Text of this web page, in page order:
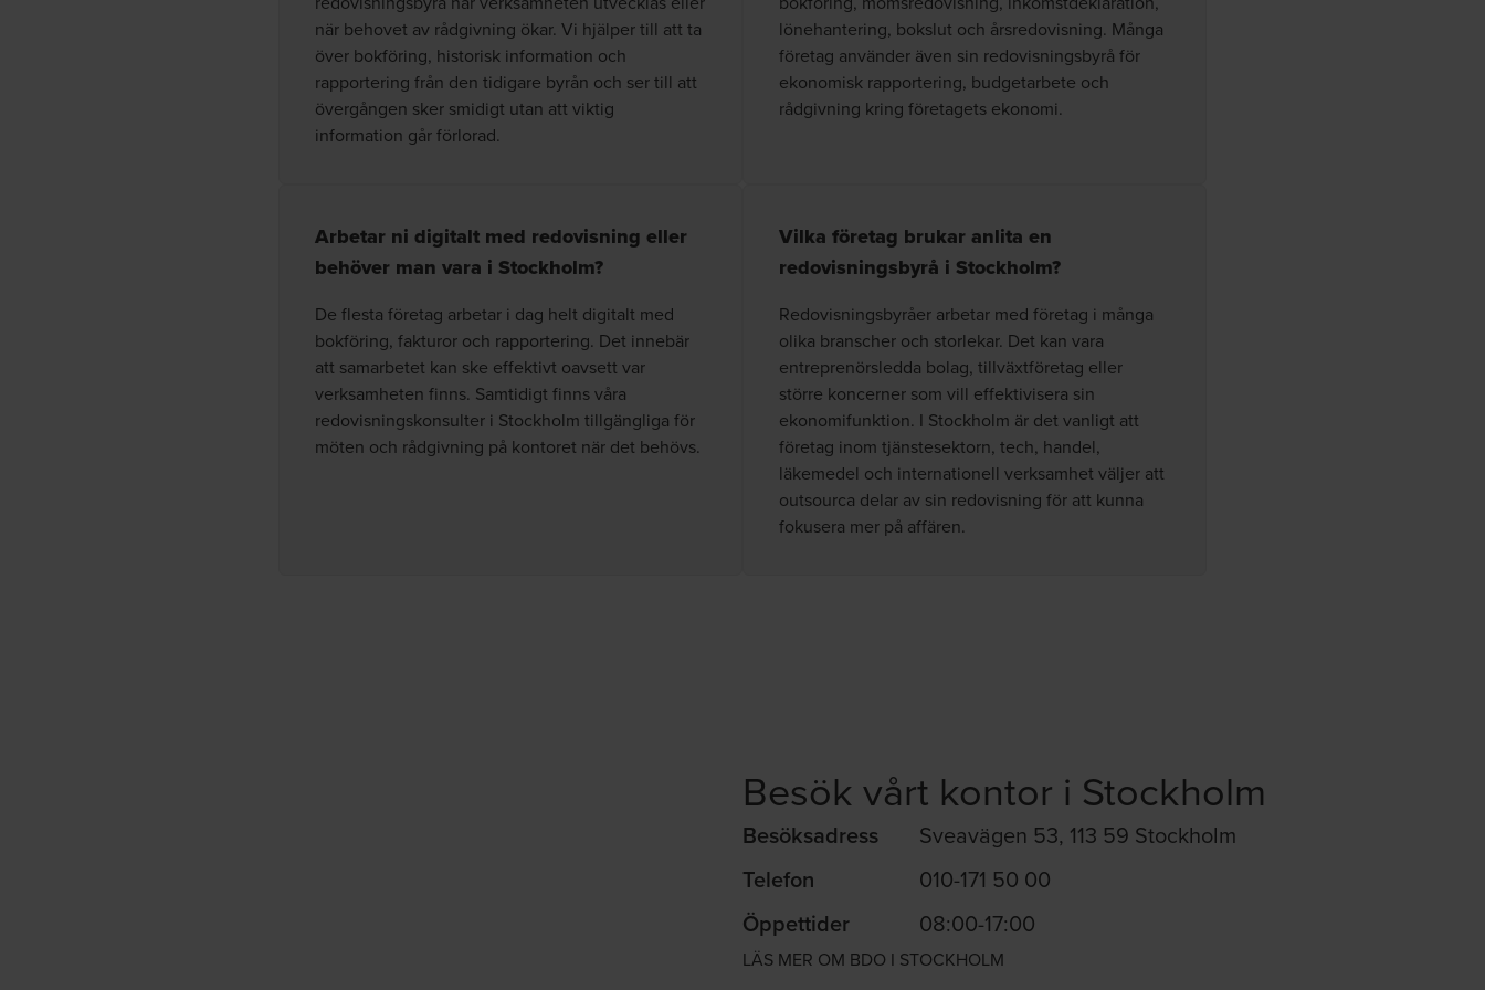
när behovet av rådgivning ökar. Vi hjälper till att ta
över bokföring, historisk information och
rapportering från den tidigare byrån och ser till att
övergången sker smidigt utan att viktig
information går förlorad.
lönehantering, bokslut och årsredovisning. Många
företag använder även sin redovisningsbyrå för
ekonomisk rapportering, budgetarbete och
rådgivning kring företagets ekonomi.
Arbetar ni digitalt med redovisning eller
behöver man vara i Stockholm?
De flesta företag arbetar i dag helt digitalt med
bokföring, fakturor och rapportering. Det innebär
att samarbetet kan ske effektivt oavsett var
verksamheten finns. Samtidigt finns våra
redovisningskonsulter i Stockholm tillgängliga för
möten och rådgivning på kontoret när det behövs.
Vilka företag brukar anlita en
redovisningsbyrå i Stockholm?
Redovisningsbyråer arbetar med företag i många
olika branscher och storlekar. Det kan vara
entreprenörsledda bolag, tillväxtföretag eller
större koncerner som vill effektivisera sin
ekonomifunktion. I Stockholm är det vanligt att
företag inom tjänstesektorn, tech, handel,
läkemedel och internationell verksamhet väljer att
outsourca delar av sin redovisning för att kunna
fokusera mer på affären.
Besök vårt kontor i Stockholm
Besöksadress
Sveavägen 53, 113 59 Stockholm
Telefon
010-171 50 00
Öppettider
08:00-17:00
LÄS MER OM BDO I STOCKHOLM